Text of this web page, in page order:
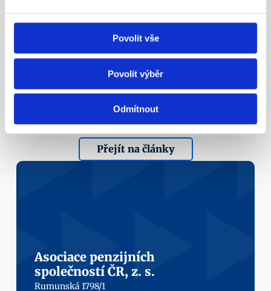
Povolit vše
Povolit výběr
Odmítnout
¶
Marie Zemanová z prezidia APS
ČR hostem 90' ČT24
Nezapomínejme ani na novinku – možnost mít
zároveň dvě penzijní smlouvy.
Přejít na články
Asociace penzijních
společností ČR, z. s.
Rumunská 1798/1